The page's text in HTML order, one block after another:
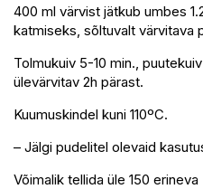
400 ml värvist jätkub umbes
katmiseks, sõltuvalt värvitava
Tolmukuiv 5-10 min.,
ülevärvitav 2h pärast.
Kuumuskindel kuni 110ºC.
– Jälgi pudelitel olevaid
Võimalik tellida üle 150 erineva